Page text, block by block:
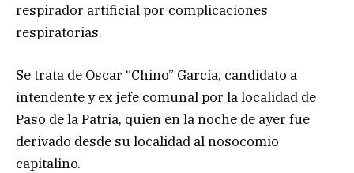
respirador artificial por complicaciones
respiratorias.
Se trata de Oscar “Chino” García, candidato a
intendente y ex jefe comunal por la localidad de
Paso de la Patria, quien en la noche de ayer fue
derivado desde su localidad al nosocomio
capitalino.